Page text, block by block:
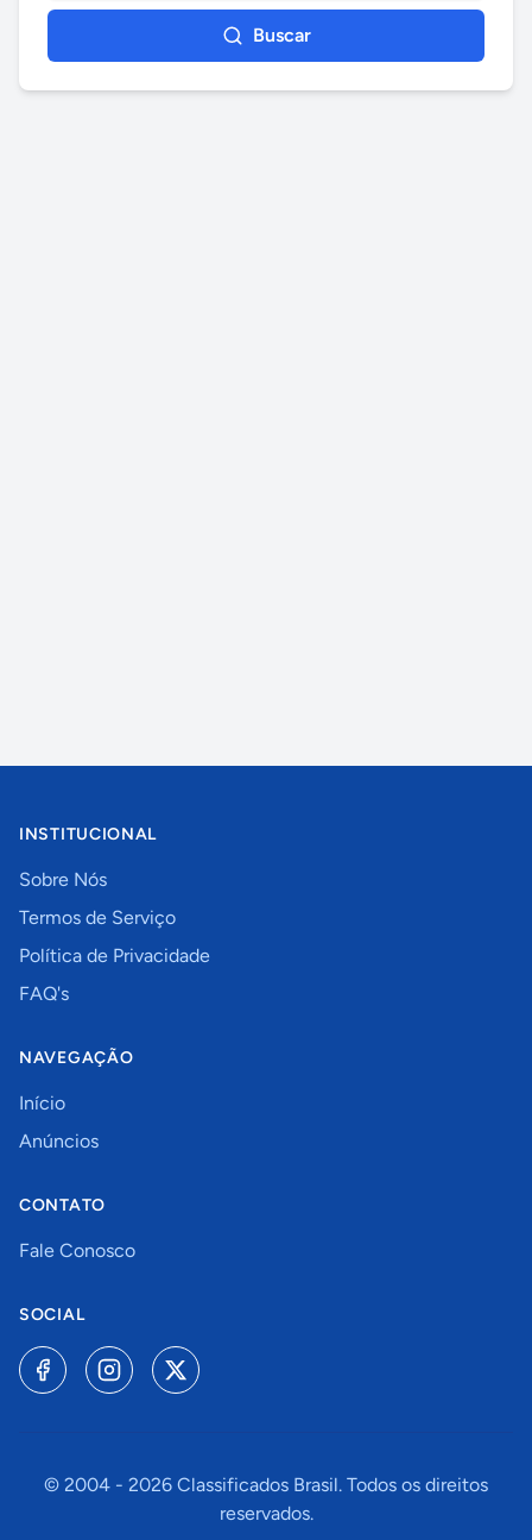
Buscar
INSTITUCIONAL
Sobre Nós
Termos de Serviço
Política de Privacidade
FAQ's
NAVEGAÇÃO
Início
Anúncios
CONTATO
Fale Conosco
SOCIAL
© 2004 - 2026 Classificados Brasil. Todos os direitos
reservados.